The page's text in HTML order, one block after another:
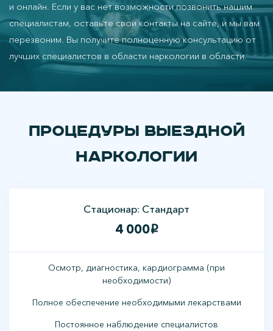
и онлайн. Если у вас нет возможности позвонить нашим
специалистам, оставьте свои контакты на сайте, и мы вам
перезвоним. Вы получите полноценную консультацию от
лучших специалистов в области наркологии в области.
Процедуры выездной
наркологии
Стационар: Стандарт
4 000i
Осмотр, диагностика, кардиограмма (при
необходимости)
Полное обеспечение необходимыми лекарствами
Постоянное наблюдение специалистов